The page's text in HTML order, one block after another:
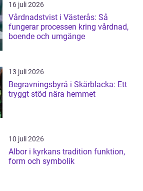
16 juli 2026
Vårdnadstvist i Västerås: Så
fungerar processen kring vårdnad,
boende och umgänge
13 juli 2026
Begravningsbyrå i Skärblacka: Ett
tryggt stöd nära hemmet
10 juli 2026
Albor i kyrkans tradition funktion,
form och symbolik